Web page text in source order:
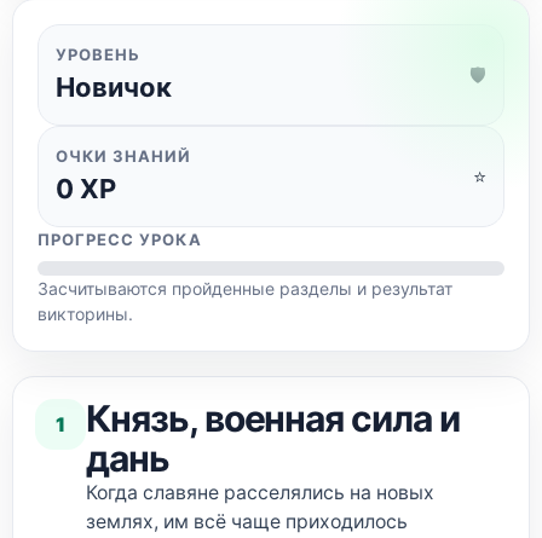
УРОВЕНЬ
Новичок 🛡️
ОЧКИ ЗНАНИЙ
0 XP ⭐
ПРОГРЕСС УРОКА
Засчитываются пройденные разделы и результат
викторины.
1
Князь, военная сила и
дань
Когда славяне расселялись на новых
землях, им всё чаще приходилось